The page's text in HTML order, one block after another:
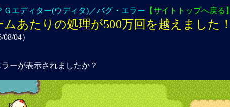
Ｇエディター(ウディタ)／バグ・エラー 【サイトトップへ戻る】
あたりの処理が500万回を越えました！
04）
ーが表示されましたか？